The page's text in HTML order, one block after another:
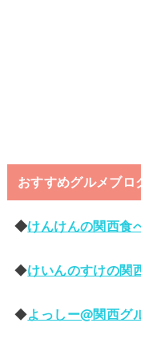
おすすめグルメブロ
◆けんけんの関西食
◆けいんのすけの関
◆よっしー@関西グ